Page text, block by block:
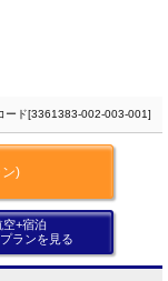
ード[3361383-002-003-001]
)
空+宿泊
ランを見る